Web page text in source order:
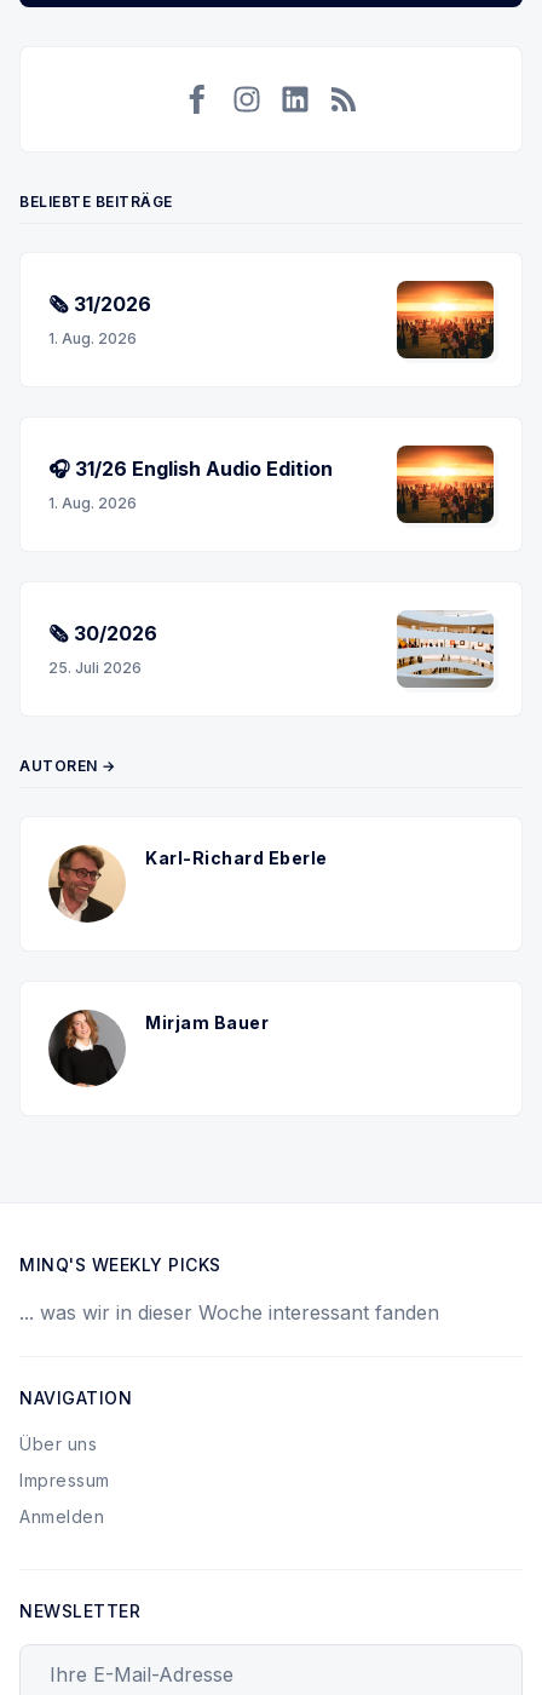
BELIEBTE BEITRÄGE
🗞 31/2026
1. Aug. 2026
🎧 31/26 English Audio Edition
1. Aug. 2026
🗞 30/2026
25. Juli 2026
AUTOREN →
Karl-Richard Eberle
Mirjam Bauer
MINQ'S WEEKLY PICKS
... was wir in dieser Woche interessant fanden
NAVIGATION
Über uns
Impressum
Anmelden
NEWSLETTER